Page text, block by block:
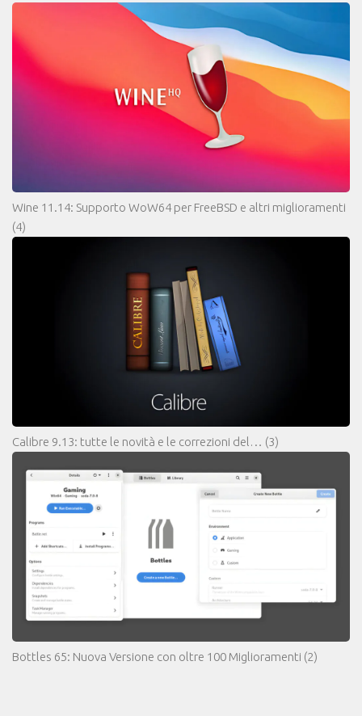
Wine 11.14: Supporto WoW64 per FreeBSD e altri miglioramenti
(4)
Calibre 9.13: tutte le novità e le correzioni del… (3)
Bottles 65: Nuova Versione con oltre 100 Miglioramenti (2)